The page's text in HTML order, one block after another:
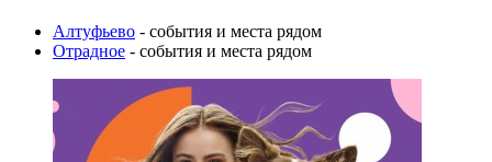
Алтуфьево - события и места рядом
Отрадное - события и места рядом